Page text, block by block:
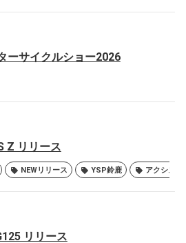
ーサイクルショー2026
Z リリース
NEWリリース YSP鈴鹿 アクシスZ
リリース